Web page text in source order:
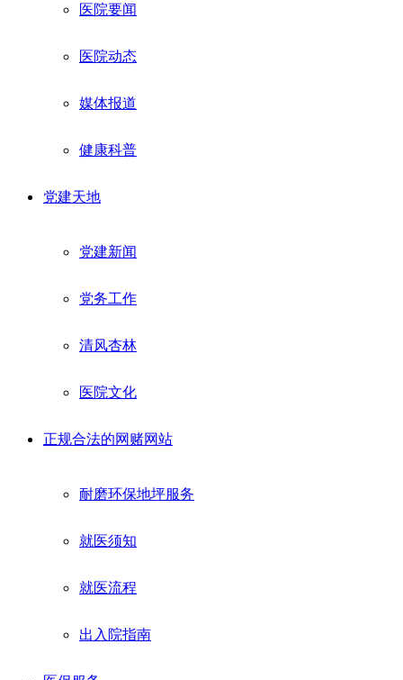
医院要闻
医院动态
媒体报道
健康科普
党建天地
党建新闻
党务工作
清风杏林
医院文化
正规合法的网赌网站
耐磨环保地坪服务
就医须知
就医流程
出入院指南